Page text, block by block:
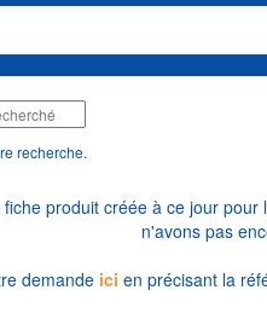
recherche.
produit créée à ce jour pour
n'avons pas
demande ici en précisant la